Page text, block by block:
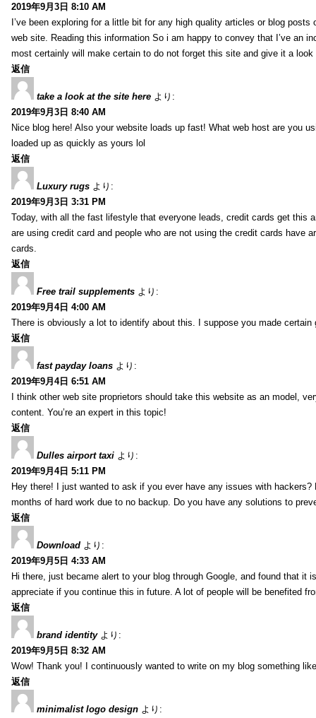
2019年9月3日 8:10 AM
I’ve been exploring for a little bit for any high quality articles or blog
web site. Reading this information So i am happy to convey that I’ve an
most certainly will make certain to do not forget this site and give it a look
返信
take a look at the site here より:
2019年9月3日 8:40 AM
Nice blog here! Also your website loads up fast! What web host are you
loaded up as quickly as yours lol
返信
Luxury rugs より:
2019年9月3日 3:31 PM
Today, with all the fast lifestyle that everyone leads, credit cards get this
are using credit card and people who are not using the credit cards have
cards.
返信
Free trail supplements より:
2019年9月4日 4:00 AM
There is obviously a lot to identify about this. I suppose you made certain
返信
fast payday loans より:
2019年9月4日 6:51 AM
I think other web site proprietors should take this website as an model,
content. You’re an expert in this topic!
返信
Dulles airport taxi より:
2019年9月4日 5:11 PM
Hey there! I just wanted to ask if you ever have any issues with
months of hard work due to no backup. Do you have any solutions to
返信
Download より:
2019年9月5日 4:33 AM
Hi there, just became alert to your blog through Google, and found that it
appreciate if you continue this in future. A lot of people will be benefited
返信
brand identity より:
2019年9月5日 8:32 AM
Wow! Thank you! I continuously wanted to write on my blog something
返信
minimalist logo design より: